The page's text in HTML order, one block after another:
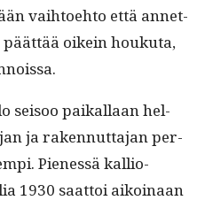
vai­h­toe­hto että annet­
oikein houku­ta,
seisoo paikallaan hel­
ja raken­nut­ta­jan per­
Pienessä kalli­o­
1930 saat­toi aikoinaan